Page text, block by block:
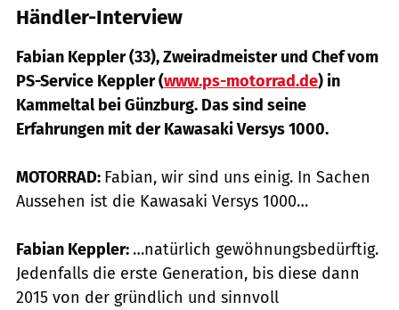
Händler-Interview
Fabian Keppler (33), Zweiradmeister und Chef vom
PS-Service Keppler (www.ps-motorrad.de) in
Kammeltal bei Günzburg. Das sind seine
Erfahrungen mit der Kawasaki Versys 1000.
MOTORRAD: Fabian, wir sind uns einig. In Sachen
Aussehen ist die Kawasaki Versys 1000…
Fabian Keppler: …natürlich gewöhnungsbedürftig.
Jedenfalls die erste Generation, bis diese dann
2015 von der gründlich und sinnvoll